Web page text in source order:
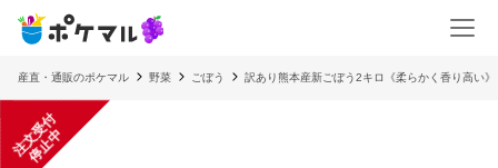
産直・通販のポケマル 野菜 ごぼう 訳あり熊本産新ごぼう2キロ《柔らかく香り高い》
注
文
受
付
停
止
中